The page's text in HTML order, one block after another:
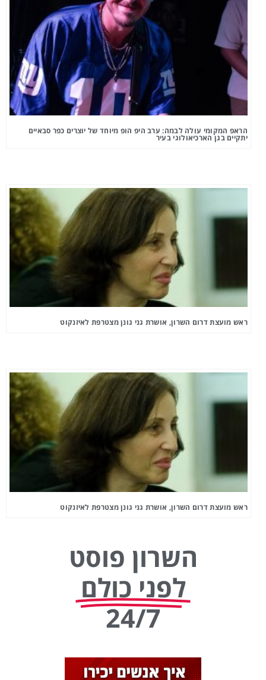
הראפ המקומי עולה לבמה: ערב היפ הופ מיוחד של יוצרים כפר סבאיים
יתקיים בגן הארכיאולוגי בעיר
ראש מועצת דרום השרון, אושרת גני גונן מצטרפת לאיזנקוט
ראש מועצת דרום השרון, אושרת גני גונן מצטרפת לאיזנקוט
השרון פוסט
לפני כולם
24/7